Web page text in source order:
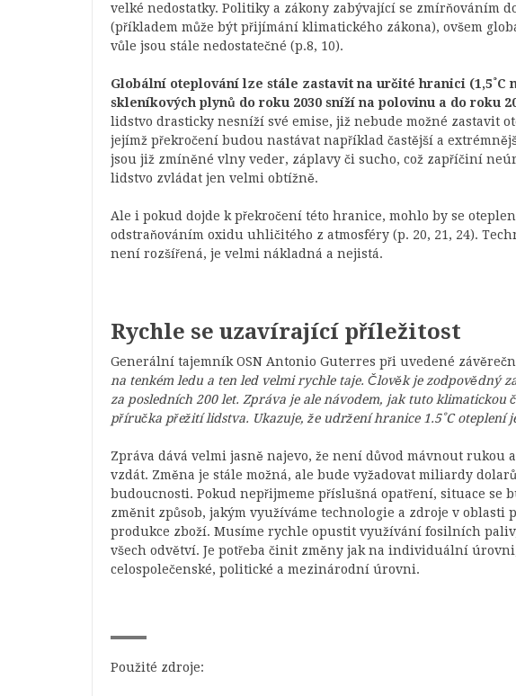
velké nedostatky. Politiky a zákony zabývající se zmírňováním
(příkladem může být přijímání klimatického zákona), ovšem
vůle jsou stále nedostatečné (p.8, 10).
Globální oteplování lze stále zastavit na určité hranici (1,5˚C
skleníkových plynů do roku 2030 sníží na polovinu a do roku
lidstvo drasticky nesníží své emise, již nebude možné zastavit
jejímž překročení budou nastávat například častější a
jsou již zmíněné vlny veder, záplavy či sucho, což zapříčiní
lidstvo zvládat jen velmi obtížně.
Ale i pokud dojde k překročení této hranice, mohlo by se
odstraňováním oxidu uhličitého z atmosféry (p. 20, 21, 24).
není rozšířená, je velmi nákladná a nejistá.
Rychle se uzavírající příležitost
Generální tajemník OSN Antonio Guterres při uvedené
na tenkém ledu a ten led velmi rychle taje. Člověk je zodpovědný
za posledních 200 let. Zpráva je ale návodem, jak tuto klimatickou
příručka přežití lidstva. Ukazuje, že udržení hranice 1.5˚C oteplení
Zpráva dává velmi jasně najevo, že není důvod mávnout
vzdát. Změna je stále možná, ale bude vyžadovat miliardy
budoucnosti. Pokud nepřijmeme příslušná opatření, situace se
změnit způsob, jakým využíváme technologie a zdroje v
produkce zboží. Musíme rychle opustit využívání fosilních
všech odvětví. Je potřeba činit změny jak na individuální
celospolečenské, politické a mezinárodní úrovni.
Použité zdroje: